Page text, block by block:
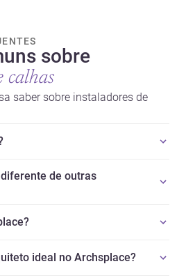
sobre
calhas
saber sobre instaladores de
de outras
ideal no Archsplace?